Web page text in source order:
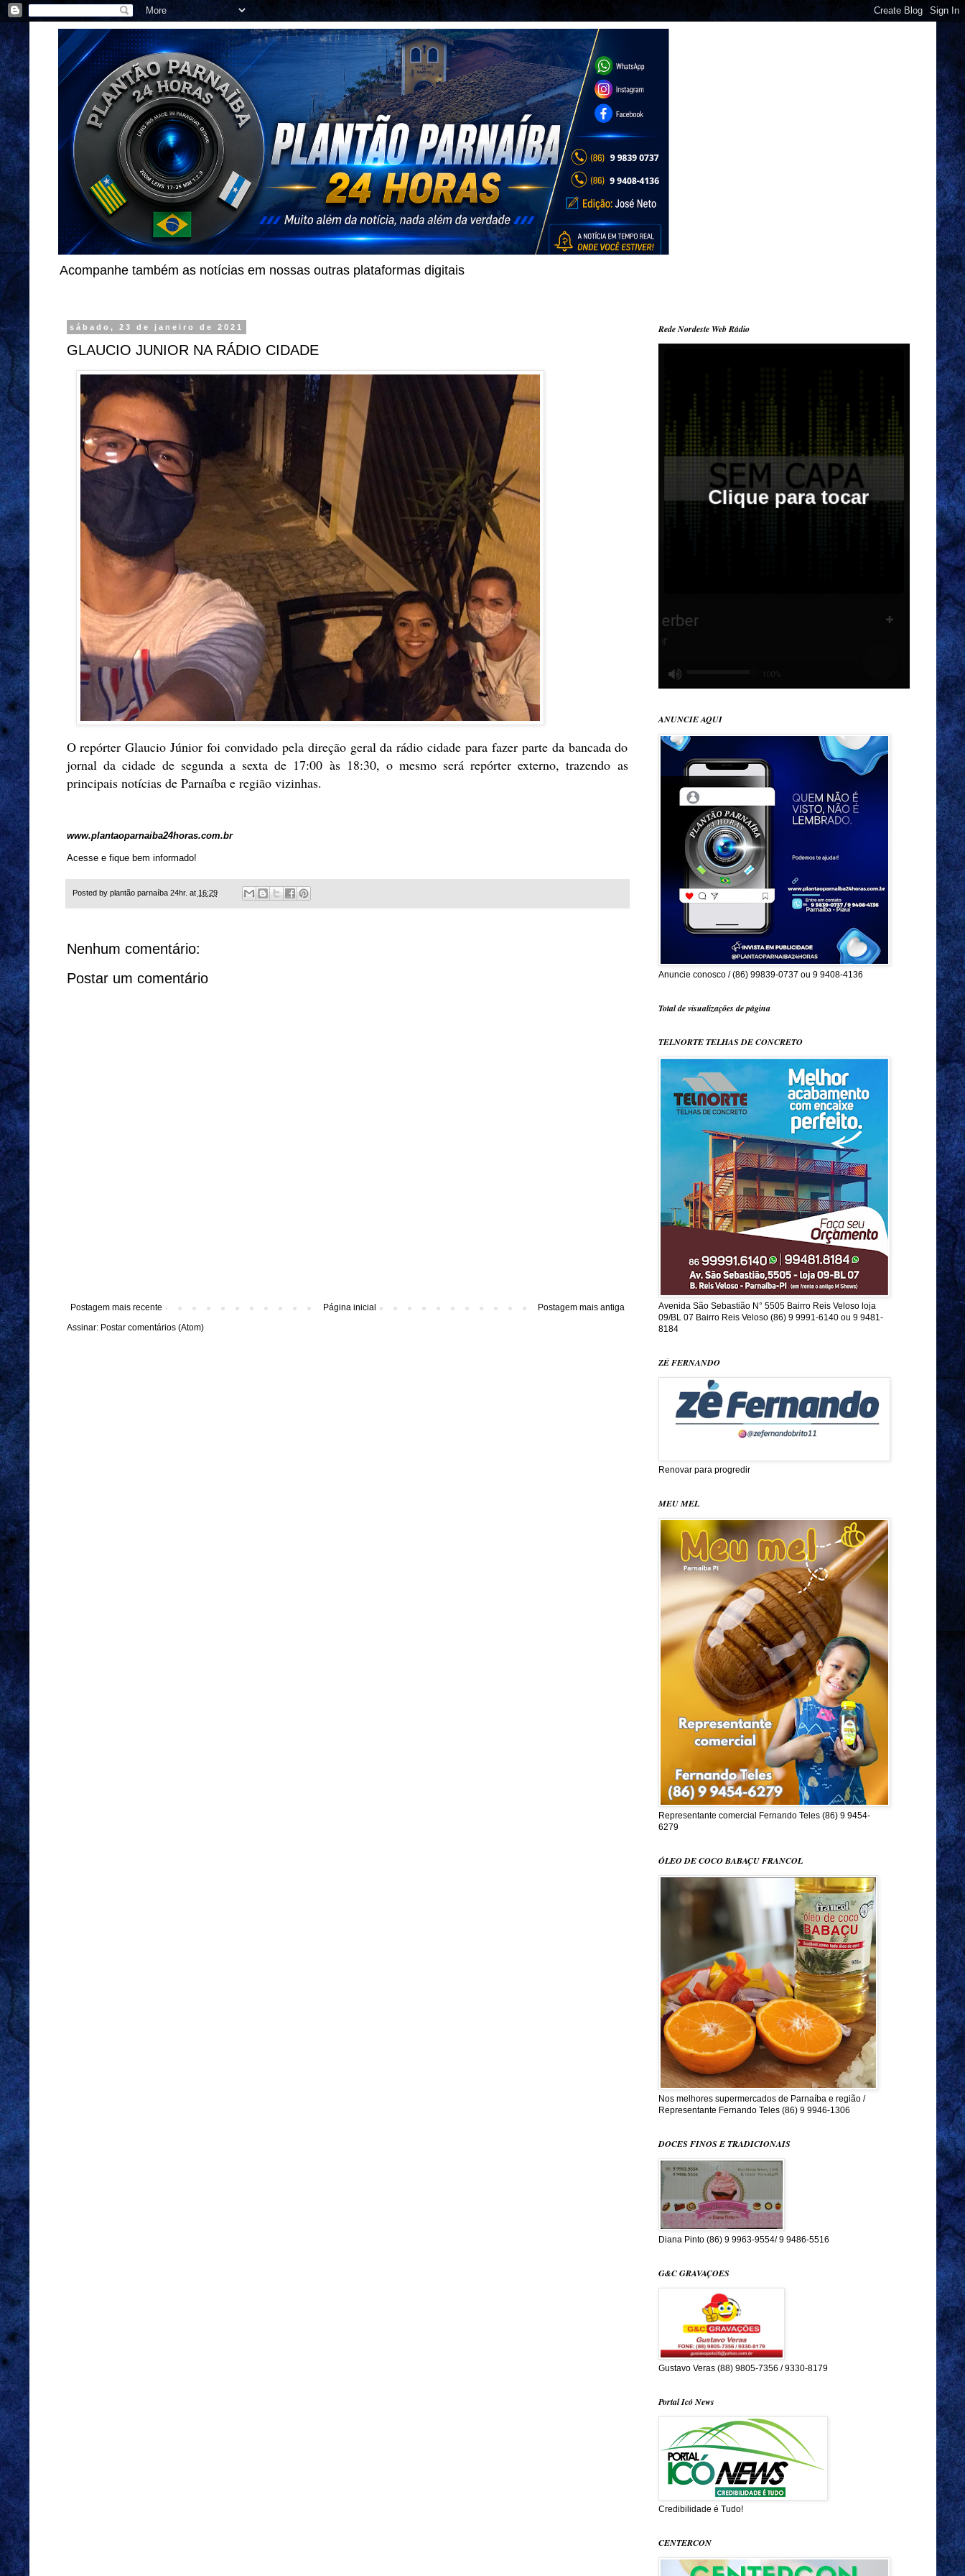
Acompanhe também as notícias em nossas outras plataformas digitais
sábado, 23 de janeiro de 2021
GLAUCIO JUNIOR NA RÁDIO CIDADE
O repórter Glaucio Júnior foi convidado pela direção geral da rádio cidade para fazer parte da bancada do
jornal da cidade de segunda a sexta de 17:00 às 18:30, o mesmo será repórter externo, trazendo as
principais notícias de Parnaíba e região vizinhas.
www.plantaoparnaiba24horas.com.br
Acesse e fique bem informado!
Posted by plantão parnaíba 24hr. at 16:29
Nenhum comentário:
Postar um comentário
Postagem mais recente Postagem mais antiga
Página inicial
Assinar: Postar comentários (Atom)
Rede Nordeste Web Rádio
ANUNCIE AQUI
Anuncie conosco / (86) 99839-0737 ou 9 9408-4136
Total de visualizações de página
TELNORTE TELHAS DE CONCRETO
Avenida São Sebastião N° 5505 Bairro Reis Veloso loja
09/BL 07 Bairro Reis Veloso (86) 9 9991-6140 ou 9 9481-
8184
ZÉ FERNANDO
Renovar para progredir
MEU MEL
Representante comercial Fernando Teles (86) 9 9454-
6279
ÓLEO DE COCO BABAÇU FRANCOL
Nos melhores supermercados de Parnaíba e região /
Representante Fernando Teles (86) 9 9946-1306
DOCES FINOS E TRADICIONAIS
Diana Pinto (86) 9 9963-9554/ 9 9486-5516
G&C GRAVAÇOES
Gustavo Veras (88) 9805-7356 / 9330-8179
Portal Icó News
Credibilidade é Tudo!
CENTERCON